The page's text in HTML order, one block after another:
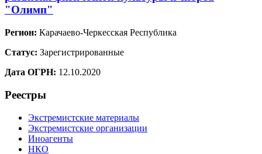
"Олимп"
Регион: Карачаево-Черкесская Республика
Статус: Зарегистрированные
Дата ОГРН: 12.10.2020
Реестры
Экстремистские материалы
Экстремистские организации
Иноагенты
НКО